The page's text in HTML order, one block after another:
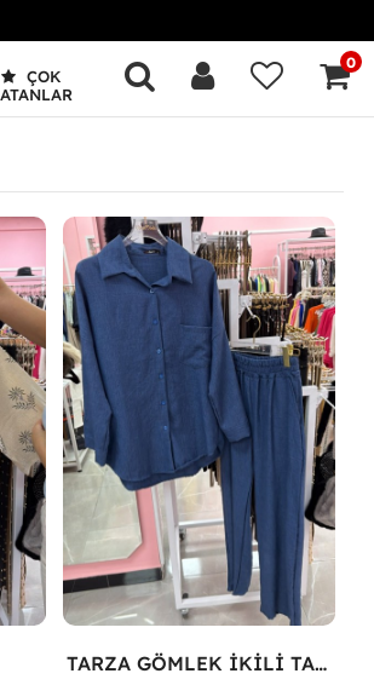
ÇOK
0
TARZA GÖMLEK İKİLİ TAKIM KOT KUMAŞ Mavi